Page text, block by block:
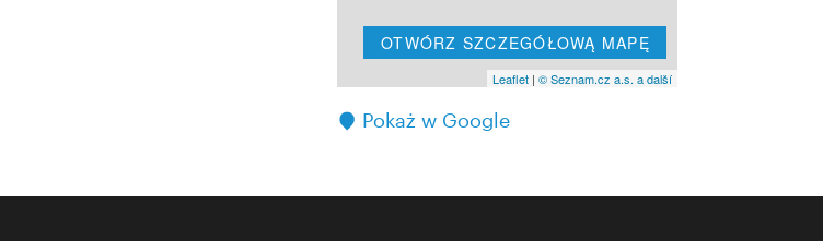
OTWÓRZ SZCZEGÓŁOWĄ MAPĘ
Leaflet| © Seznam.cz a.s. a další
Pokaż w Google